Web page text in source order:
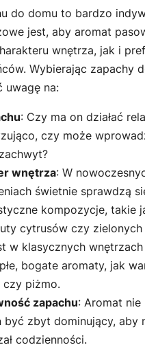
do domu to bardzo
jest, aby aromat
wnętrza, jak i
Wybierając zapachy
uwagę na:
: Czy ma on działać
czy może
wnętrza: W
świetnie sprawdzą
kompozycje, takie
cytrusów czy zielonych
w klasycznych
bogate aromaty, jak
czy piżmo.
zapachu: Aromat nie
być zbyt dominujący, aby
codzienności.